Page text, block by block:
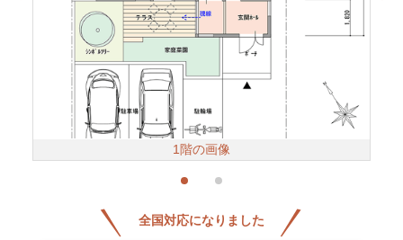
1階の画像
全国対応になりました